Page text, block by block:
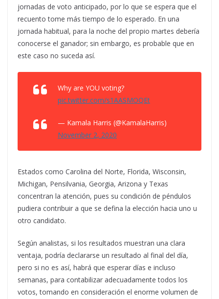
jornadas de voto anticipado, por lo que se espera que el
recuento tome más tiempo de lo esperado. En una
jornada habitual, para la noche del propio martes debería
conocerse el ganador; sin embargo, es probable que en
este caso no suceda así.
Why are YOU voting?
pic.twitter.com/s1AASMOQEt
— Kamala Harris (@KamalaHarris)
November 2, 2020
Estados como Carolina del Norte, Florida, Wisconsin,
Michigan, Pensilvania, Georgia, Arizona y Texas
concentran la atención, pues su condición de péndulos
pudiera contribuir a que se defina la elección hacia uno u
otro candidato.
Según analistas, si los resultados muestran una clara
ventaja, podría declararse un resultado al final del día,
pero si no es así, habrá que esperar días e incluso
semanas, para contabilizar adecuadamente todos los
votos, tomando en consideración el enorme volumen de